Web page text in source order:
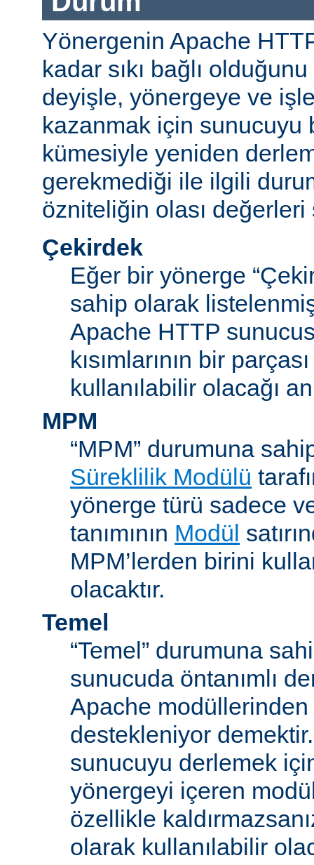
Yönergenin Apache
kadar sıkı bağlı
deyişle, yönergeye ve
kazanmak için sunucuyu
kümesiyle yeniden
gerekmediği ile ilgili
özniteliğin olası değerleri
Çekirdek
Eğer bir yönerge
sahip olarak
Apache HTTP
kısımlarının bir
kullanılabilir olacağı
MPM
“MPM” durumuna
Süreklilik Modülü
yönerge türü sadece
tanımının Modül
MPM’lerden birini
olacaktır.
Temel
“Temel” durumuna
sunucuda öntanımlı
Apache modüllerinden
destekleniyor
sunucuyu derlemek
yönergeyi içeren
özellikle
olarak kullanılabilir